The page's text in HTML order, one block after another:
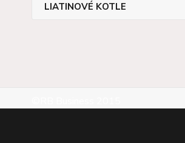
LIATINOVÉ KOTLE